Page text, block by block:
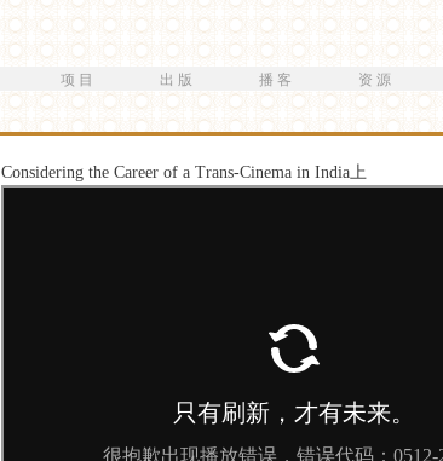
主
要
容
项 目 出 版 播 客 资 源
Considering the Career of a Trans-Cinema in India上